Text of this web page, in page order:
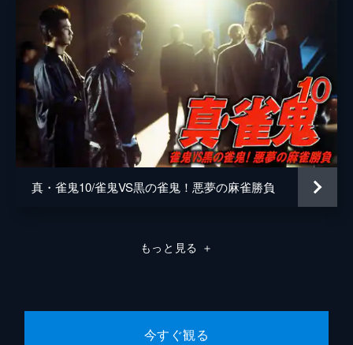
真・雀鬼10/雀鬼VS黒の雀鬼！悪夢の麻雀勝負
もっと見る ＋
今すぐ観る